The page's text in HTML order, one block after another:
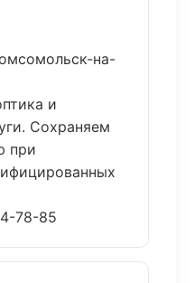
на-
и
Сохраняем
при
78-85